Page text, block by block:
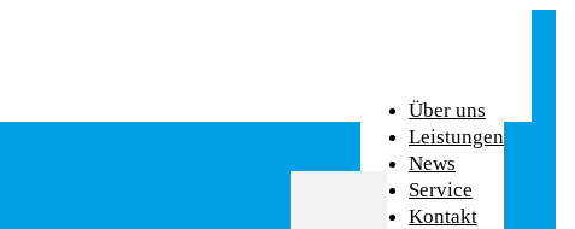
Über uns
Leistungen
News
Service
Kontakt